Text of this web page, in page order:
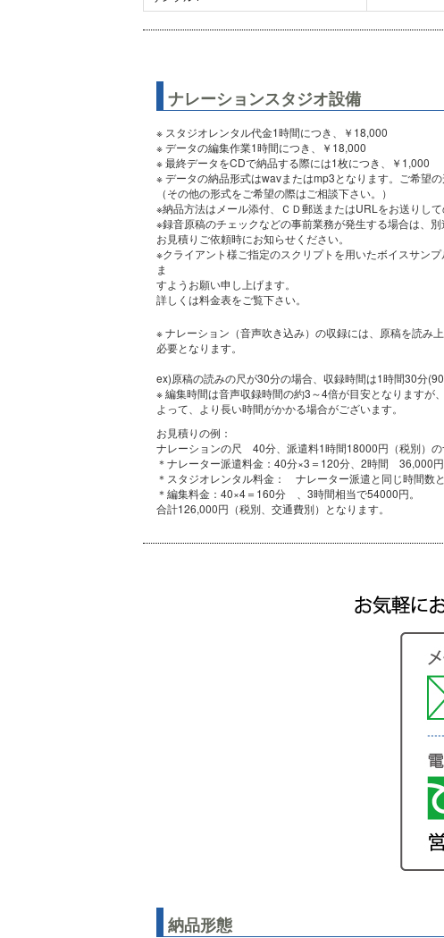
ナレーションスタジオ設備
※ スタジオレンタル代金1時間につき、￥18,000
※ データの編集作業1時間につき、￥18,000
※ 最終データをCDで納品する際には1枚につき、￥1,000
※ データの納品形式はwavまたはmp3となります。ご希望の
（その他の形式をご希望の際はご相談下さい。）
※納品方法はメール添付、ＣＤ郵送またはURLをお送りし
※録音原稿のチェックなどの事前業務が発生する場合は、別
お見積りご依頼時にお知らせください。
※クライアント様ご指定のスクリプトを用いたボイスサン
ま
すようお願い申し上げます。
詳しくは料金表をご覧下さい。
※ ナレーション（音声吹き込み）の収録には、原稿を読み
必要となります。
ex)原稿の読みの尺が30分の場合、収録時間は1時間30分(90
※ 編集時間は音声収録時間の約3～4倍が目安となりますが
よって、より長い時間がかかる場合がございます。
お見積りの例：
ナレーションの尺 40分、派遣料1時間18000円（税別）
＊ナレーター派遣料金：40分×3＝120分、2時間 36,000円
＊スタジオレンタル料金： ナレーター派遣と同じ時間数
＊編集料金：40×4＝160分 、3時間相当で54000円。
合計126,000円（税別、交通費別）となります。
納品形態